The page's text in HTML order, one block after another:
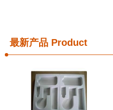
最新产品 Product